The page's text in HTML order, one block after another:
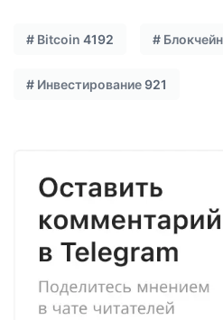
# Bitcoin 4192 # Блокчейн
# Инвестирование921